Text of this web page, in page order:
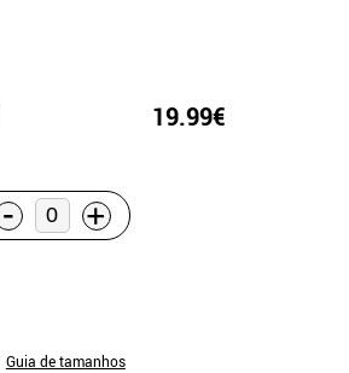
19.99€
- +
Guia de tamanhos